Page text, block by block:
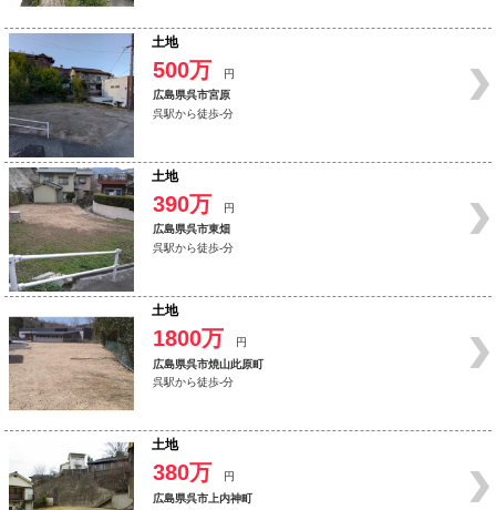
土地
500万
円
広島県呉市宮原
呉駅から徒歩-分
土地
390万
円
広島県呉市東畑
呉駅から徒歩-分
土地
1800万
円
広島県呉市焼山此原町
呉駅から徒歩-分
土地
380万
円
広島県呉市上内神町